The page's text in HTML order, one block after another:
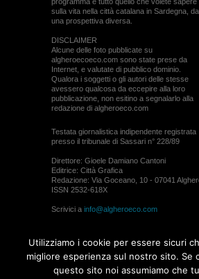
sulla vita nella città catalana in Sardegna, da
una prospettiva diversa.
DISCLAIMER
Alcune delle foto pubblicate su
algheroecoeco.com sono state prese da
Internet, e valutate di pubblico dominio.
Qualora i soggetti o gli autori delle stesse
avessero qualcosa da eccepire alla loro
pubblicazione, non esitino a segnalarlo alla
redazione di algheroeco.com
Testata giornalistica indipendente registrata
presso il tribunale di Sassari n° 228/89
Direttore: Gioele Damiano Cantoni
Editrice: Città Grafica
Redazione: Via Goceano, 10 - 07041
ISSN 2532-618X
Scrivici a info@algheroeco.com
© ALGHERO ECO Riproduzione solo con il
permesso di algheroeco.com
Utilizziamo i cookie per essere sicuri
migliore esperienza sul nostro sito. Se
questo sito noi assumiamo che